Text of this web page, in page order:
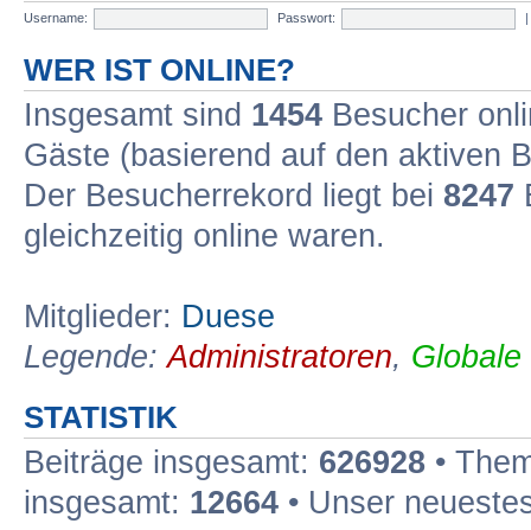
Username:
Passwort: |
WER IST ONLINE?
Insgesamt sind 1454 Besucher
Gäste (basierend auf den aktiven
Der Besucherrekord liegt bei 8247
gleichzeitig online waren.
Mitglieder: Duese
Legende:Administratoren,
STATISTIK
Beiträge insgesamt: 626928 •
insgesamt: 12664 • Unser